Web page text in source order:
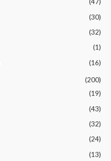
(30)
(32)
(1)
(16)
(200)
(19)
(43)
(32)
(24)
(13)